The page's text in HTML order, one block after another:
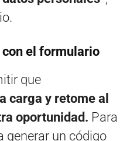
el formulario
que
carga y retome al
oportunidad. Para
generar un código